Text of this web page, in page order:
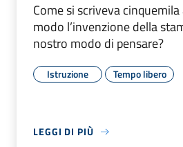
Come si scriveva
modo l’invenzione della
nostro modo di pensare?
Istruzione Tempo libero
LEGGI DI PIÙ